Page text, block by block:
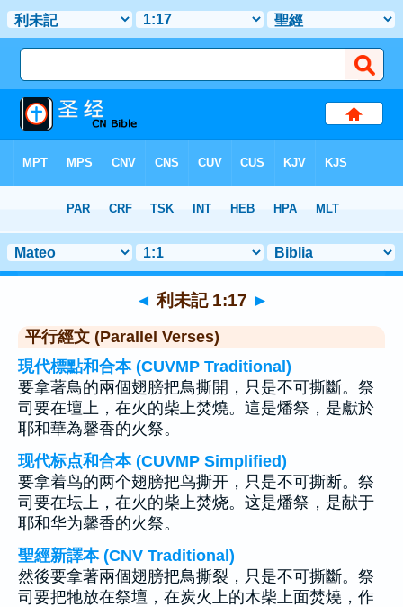
> 聖經金句 17
◄ 利未記 1:17 ►
平行經文 (Parallel Verses)
現代標點和合本 (CUVMP Traditional)
要拿著鳥的兩個翅膀把鳥撕開，只是不可撕斷。祭
司要在壇上，在火的柴上焚燒。這是燔祭，是獻於
耶和華為馨香的火祭。
现代标点和合本 (CUVMP Simplified)
要拿着鸟的两个翅膀把鸟撕开，只是不可撕断。祭
司要在坛上，在火的柴上焚烧。这是燔祭，是献于
耶和华为馨香的火祭。
聖經新譯本 (CNV Traditional)
然後要拿著兩個翅膀把鳥撕裂，只是不可撕斷。祭
司要把牠放在祭壇，在炭火上的木柴上面焚燒，作